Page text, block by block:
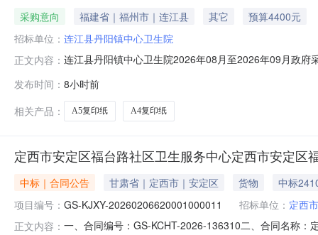
采购意向 福建省｜福州市｜连江县 其它
预算4400元
招标单位： 连江县丹阳镇中心卫生院
正文内容： 连江县丹阳镇中心卫生院2026年08月至2026年09月政
下半年采购A5复印纸项目采购内容：A5复印纸采购数量
文件、
发布时间： 8小时前
相关产品：
A5复印纸 A4复印纸
定西市安定区福台路社区卫生服务中心定西市安定
中标｜合同公告 甘肃省｜定西市｜安定区 货物
中标
项目编号： GS-KJXY-20260206620001000011 招标单位： 定西
正文内容： 一、合同编号：GS-KCHT-2026-136310二、合同名称